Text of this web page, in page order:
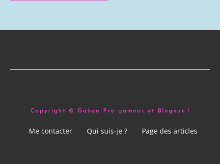
Copyright © Gabyn Pro gameur et Blogeur !
Me contacter Qui suis-je ? Page des articles